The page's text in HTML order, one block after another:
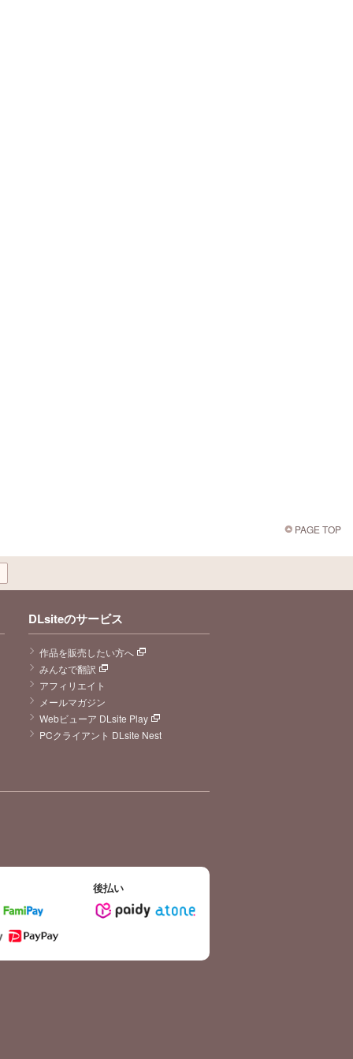
PAGE TOP
DLsiteのサービス
作品を販売したい方へ
みんなで翻訳
アフィリエイト
メールマガジン
Webビューア DLsite Play
PCクライアント DLsite Nest
後払い